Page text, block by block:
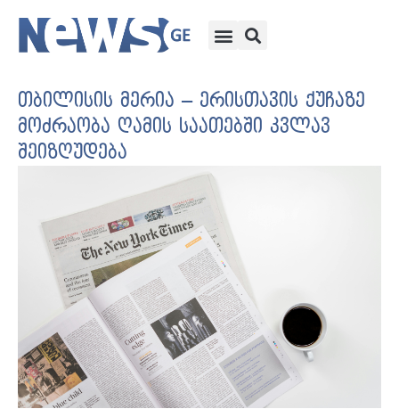
თბილისის მერია – ერისთავის ქუჩაზე
მოძრაობა ღამის საათებში კვლავ
შეიზღუდება